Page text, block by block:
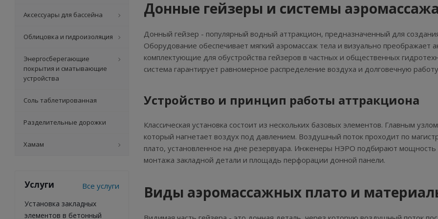
Донные гейзеры и системы
Донный гейзер - популярный водный аттракцион, предназначенный для
Оборудование обеспечивает мягкий аэромассаж тела и визуально преображает
комплектующие для обустройства гейзеров в частных и общественных
система гарантирует равномерное распределение воздуха и долговечную
Устройство и принцип работы аттракциона
Классическая установка состоит из нескольких базовых элементов. Главным
который нагнетает воздух под давлением. Воздушный поток проходит по
плато, установленное на дне резервуара. Инженеры НЭРО подбирают мощность
монтажа закладной детали и площадь перфорации донной панели.
Виды аэромассажных плато и
Аксессуары для бассейна
Облицовка и гидроизоляция
Энергосберегающие
покрытия и сматывающие
устройства
Соль таблетированная
Разделительные дорожки
Хамам
Услуги Все услуги
Установка закладных
элементов в бетонный